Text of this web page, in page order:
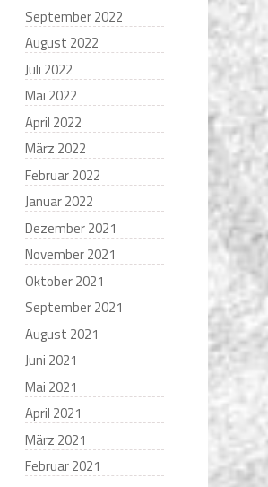
September 2022
August 2022
Juli 2022
Mai 2022
April 2022
März 2022
Februar 2022
Januar 2022
Dezember 2021
November 2021
Oktober 2021
September 2021
August 2021
Juni 2021
Mai 2021
April 2021
März 2021
Februar 2021